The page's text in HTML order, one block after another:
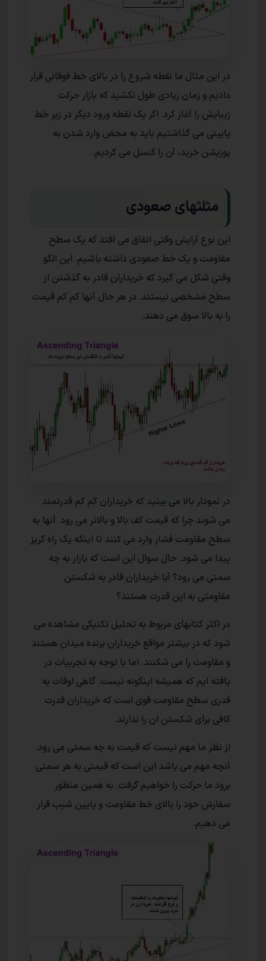
در این مثال ما نقطه شروع را در بالای خط فوقانی قرار
دادیم و زمان زیادی طول نکشید که بازار حرکت
زیبایش را آغاز کرد. اگر یک نقطه ورود دیگر در زیر خط
پایینی می گذاشتیم باید به محض وارد شدن به
پوزیشن خرید، آن را کنسل می کردیم.
مثلثهای صعودی
این نوع آرایش وقتی اتفاق می افتد که یک سطح
مقاومت و یک خط صعودی داشته باشیم. این الگو
وقتی شکل می گیرد که خریداران قادر به گذشتن از
سطح مشخصی نیستند. در هر حال آنها کم کم قیمت
را به بالا سوق می دهند.
در نمودار بالا می بینید که خریداران کم کم قدرتمند
می شوند چرا که قیمت کف بالا و بالاتر می رود. آنها به
سطح مقاومت فشار وارد می کنند تا اینکه یک راه گریز
پیدا می شود. حال سوال این است که بازار به چه
سمتی می رود؟ آیا خریداران قادر به شکستن
مقاومتی به این قدرت هستند؟
در اکثر کتابهای مربوط به تحلیل تکنیکی مشاهده می
شود که در بیشتر مواقع خریداران برنده میدان هستند
و مقاومت را می شکنند. اما با توجه به تجربیات در
یافته ایم که همیشه اینگونه نیست. گاهی اوقات به
قدری سطح مقاومت قوی است که خریداران قدرت
کافی برای شکستن ان را ندارند.
از نظر ما مهم نیست که قیمت به چه سمتی می رود.
آنچه مهم می باشد این است که قیمتی به هر سمتی
برود ما حرکت را خواهیم گرفت. به همین منظور
سفارش خود را بالای خط مقاومت و پایین شیب قرار
می دهیم.